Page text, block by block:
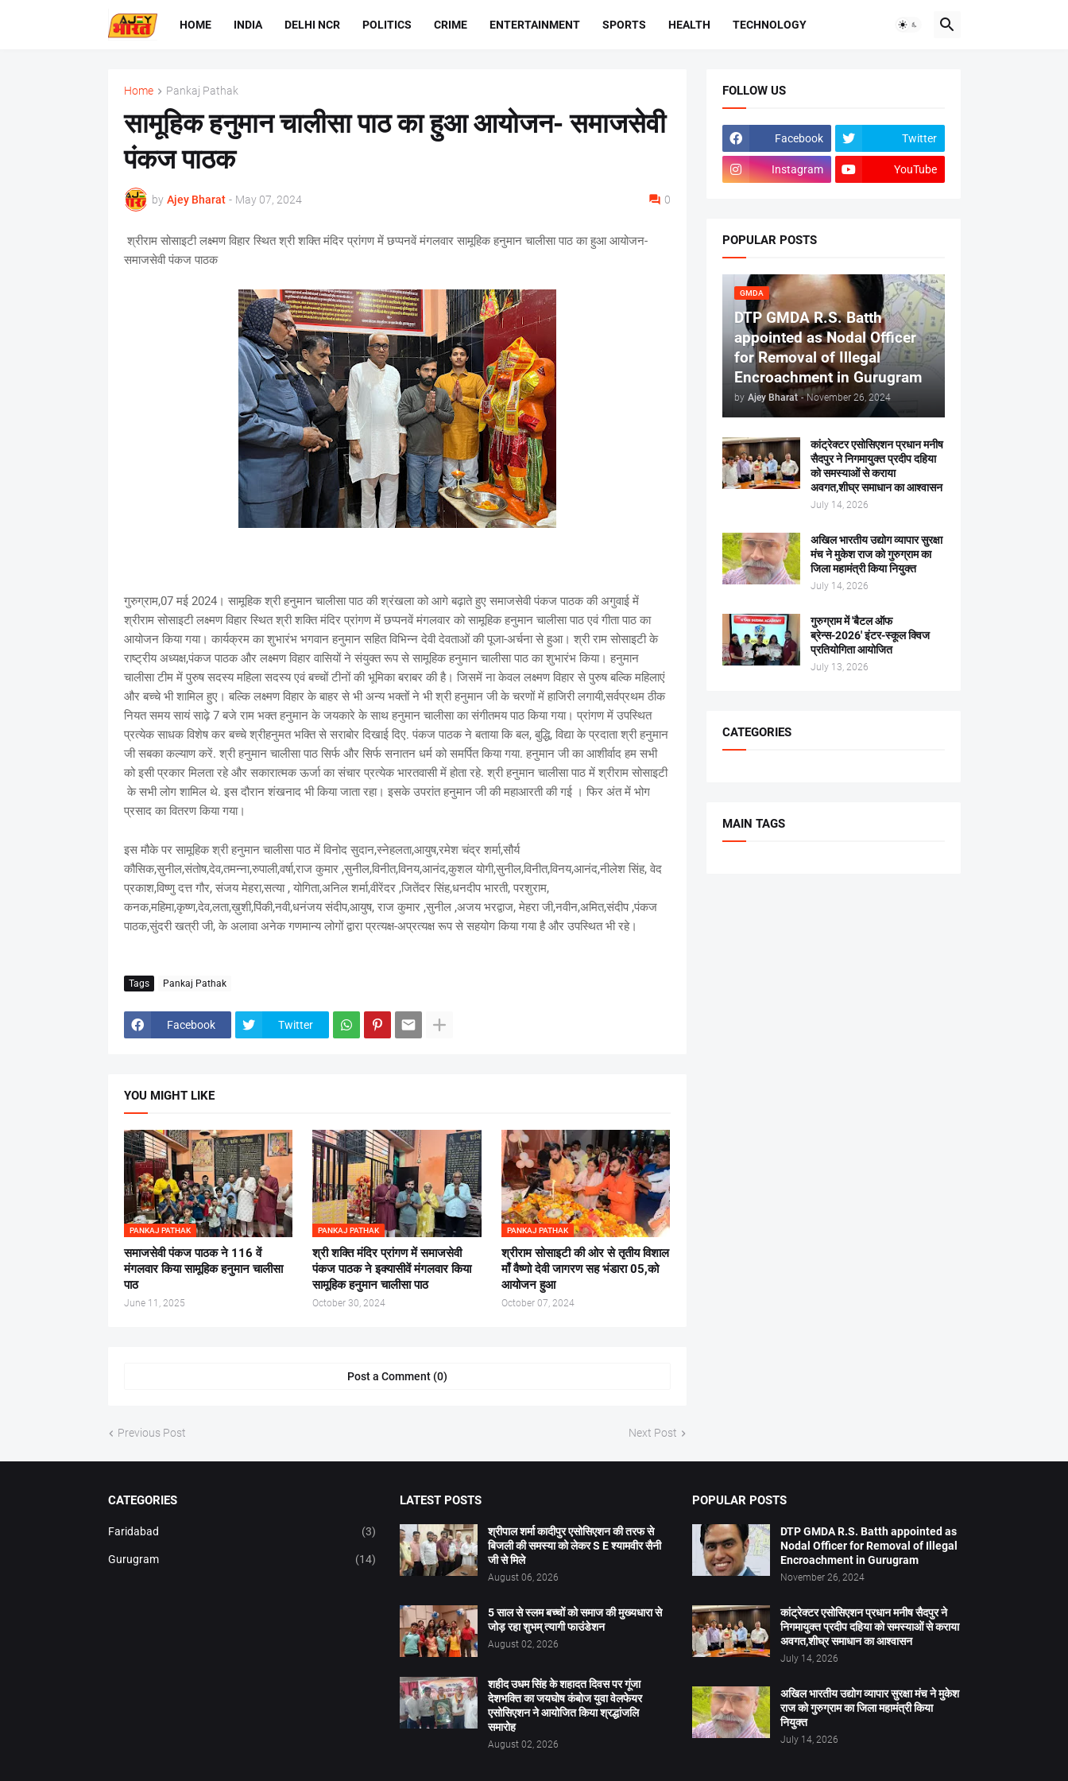
HOME INDIA DELHI NCR POLITICS CRIME ENTERTAINMENT SPORTS HEALTH TECHNOLOGY
Home Pankaj Pathak
सामूहिक हनुमान चालीसा पाठ का हुआ आयोजन- समाजसेवी
पंकज पाठक
by Ajey Bharat - May 07, 2024 0
श्रीराम सोसाइटी लक्ष्मण विहार स्थित श्री शक्ति मंदिर प्रांगण में छप्पनवें मंगलवार सामूहिक हनुमान चालीसा पाठ का हुआ आयोजन-
समाजसेवी पंकज पाठक
गुरुग्राम,07 मई 2024। सामूहिक श्री हनुमान चालीसा पाठ की श्रंखला को आगे बढ़ाते हुए समाजसेवी पंकज पाठक की अगुवाई में
श्रीराम सोसाइटी लक्ष्मण विहार स्थित श्री शक्ति मंदिर प्रांगण में छप्पनवें मंगलवार को सामूहिक हनुमान चालीसा पाठ एवं गीता पाठ का
आयोजन किया गया। कार्यक्रम का शुभारंभ भगवान हनुमान सहित विभिन्न देवी देवताओं की पूजा-अर्चना से हुआ। श्री राम सोसाइटी के
राष्ट्रीय अध्यक्ष,पंकज पाठक और लक्ष्मण विहार वासियों ने संयुक्त रूप से सामूहिक हनुमान चालीसा पाठ का शुभारंभ किया। हनुमान
चालीसा टीम में पुरुष सदस्य महिला सदस्य एवं बच्चों टीनों की भूमिका बराबर की है। जिसमें ना केवल लक्ष्मण विहार से पुरुष बल्कि महिलाएं
और बच्चे भी शामिल हुए। बल्कि लक्ष्मण विहार के बाहर से भी अन्य भक्तों ने भी श्री हनुमान जी के चरणों में हाजिरी लगायी,सर्वप्रथम ठीक
नियत समय सायं साढ़े 7 बजे राम भक्त हनुमान के जयकारे के साथ हनुमान चालीसा का संगीतमय पाठ किया गया। प्रांगण में उपस्थित
प्रत्येक साधक विशेष कर बच्चे श्रीहनुमत भक्ति से सराबोर दिखाई दिए. पंकज पाठक ने बताया कि बल, बुद्धि, विद्या के प्रदाता श्री हनुमान
जी सबका कल्याण करें. श्री हनुमान चालीसा पाठ सिर्फ और सिर्फ सनातन धर्म को समर्पित किया गया. हनुमान जी का आशीर्वाद हम सभी
को इसी प्रकार मिलता रहे और सकारात्मक ऊर्जा का संचार प्रत्येक भारतवासी में होता रहे. श्री हनुमान चालीसा पाठ में श्रीराम सोसाइटी
के सभी लोग शामिल थे. इस दौरान शंखनाद भी किया जाता रहा। इसके उपरांत हनुमान जी की महाआरती की गई । फिर अंत में भोग
प्रसाद का वितरण किया गया।
इस मौके पर सामूहिक श्री हनुमान चालीसा पाठ में विनोद सुदान,स्नेहलता,आयुष,रमेश चंद्र शर्मा,सौर्य
कौसिक,सुनील,संतोष,देव,तमन्ना,रुपाली,वर्षा,राज कुमार ,सुनील,विनीत,विनय,आनंद,कुशल योगी,सुनील,विनीत,विनय,आनंद,नीलेश सिंह, वेद
प्रकाश,विष्णु दत्त गौर, संजय मेहरा,सत्या , योगिता,अनिल शर्मा,वीरेंदर ,जितेंदर सिंह,धनदीप भारती, परशुराम,
कनक,महिमा,कृष्ण,देव,लता,ख़ुशी,पिंकी,नवी,धनंजय संदीप,आयुष, राज कुमार ,सुनील ,अजय भरद्वाज, मेहरा जी,नवीन,अमित,संदीप ,पंकज
पाठक,सुंदरी खत्री जी, के अलावा अनेक गणमान्य लोगों द्वारा प्रत्यक्ष-अप्रत्यक्ष रूप से सहयोग किया गया है और उपस्थित भी रहे।
Tags Pankaj Pathak
Facebook Twitter
YOU MIGHT LIKE
PANKAJ PATHAK
समाजसेवी पंकज पाठक ने 116 वें
मंगलवार किया सामूहिक हनुमान चालीसा
पाठ
June 11, 2025
PANKAJ PATHAK
श्री शक्ति मंदिर प्रांगण में समाजसेवी
पंकज पाठक ने इक्यासीवें मंगलवार किया
सामूहिक हनुमान चालीसा पाठ
October 30, 2024
PANKAJ PATHAK
श्रीराम सोसाइटी की ओर से तृतीय विशाल
माँ वैष्णो देवी जागरण सह भंडारा 05,को
आयोजन हुआ
October 07, 2024
Post a Comment (0)
Previous Post Next Post
FOLLOW US
Facebook Twitter
Instagram YouTube
POPULAR POSTS
GMDA
DTP GMDA R.S. Batth
appointed as Nodal Officer
for Removal of Illegal
Encroachment in Gurugram
by Ajey Bharat - November 26, 2024
कांट्रेक्टर एसोसिएशन प्रधान मनीष
सैदपुर ने निगमायुक्त प्रदीप दहिया
को समस्याओं से कराया
अवगत,शीघ्र समाधान का आश्वासन
July 14, 2026
अखिल भारतीय उद्योग व्यापार सुरक्षा
मंच ने मुकेश राज को गुरुग्राम का
जिला महामंत्री किया नियुक्त
July 14, 2026
गुरुग्राम में 'बैटल ऑफ
ब्रेन्स-2026' इंटर-स्कूल क्विज
प्रतियोगिता आयोजित
July 13, 2026
CATEGORIES
MAIN TAGS
CATEGORIES
Faridabad (3)
Gurugram (14)
LATEST POSTS
श्रीपाल शर्मा कादीपुर एसोसिएशन की तरफ से
बिजली की समस्या को लेकर S E श्यामवीर सैनी
जी से मिले
August 06, 2026
5 साल से स्लम बच्चों को समाज की मुख्यधारा से
जोड़ रहा शुभम् त्यागी फाउंडेशन
August 02, 2026
शहीद उधम सिंह के शहादत दिवस पर गूंजा
देशभक्ति का जयघोष कंबोज युवा वेलफेयर
एसोसिएशन ने आयोजित किया श्रद्धांजलि
समारोह
August 02, 2026
POPULAR POSTS
DTP GMDA R.S. Batth appointed as
Nodal Officer for Removal of Illegal
Encroachment in Gurugram
November 26, 2024
कांट्रेक्टर एसोसिएशन प्रधान मनीष सैदपुर ने
निगमायुक्त प्रदीप दहिया को समस्याओं से कराया
अवगत,शीघ्र समाधान का आश्वासन
July 14, 2026
अखिल भारतीय उद्योग व्यापार सुरक्षा मंच ने मुकेश
राज को गुरुग्राम का जिला महामंत्री किया
नियुक्त
July 14, 2026